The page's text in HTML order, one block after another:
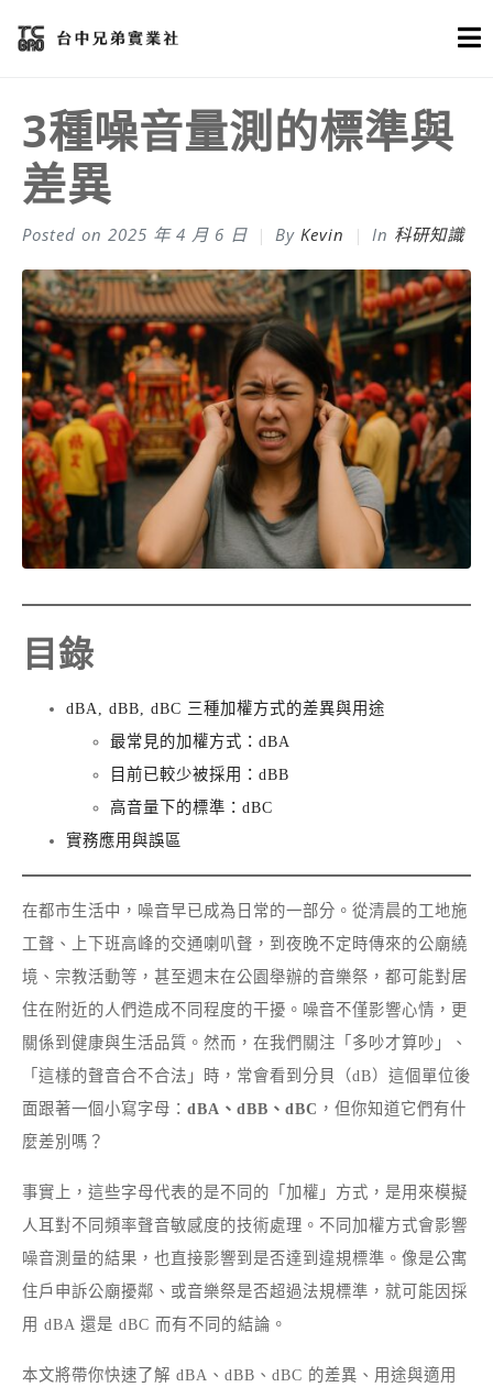
3種噪音量測的標準與
差異
Posted on 2025 年 4 月 6 日 By Kevin In 科研知識
目錄
dBA, dBB, dBC 三種加權方式的差異與用途
最常見的加權方式：dBA
目前已較少被採用：dBB
高音量下的標準：dBC
實務應用與誤區
在都市生活中，噪音早已成為日常的一部分。從清晨的工地施
工聲、上下班高峰的交通喇叭聲，到夜晚不定時傳來的公廟繞
境、宗教活動等，甚至週末在公園舉辦的音樂祭，都可能對居
住在附近的人們造成不同程度的干擾。噪音不僅影響心情，更
關係到健康與生活品質。然而，在我們關注「多吵才算吵」、
「這樣的聲音合不合法」時，常會看到分貝（dB）這個單位後
面跟著一個小寫字母： dBA、dBB、dBC ，但你知道它們有什
麼差別嗎？
事實上，這些字母代表的是不同的「加權」方式，是用來模擬
人耳對不同頻率聲音敏感度的技術處理。不同加權方式會影響
噪音測量的結果，也直接影響到是否達到違規標準。像是公寓
住戶申訴公廟擾鄰、或音樂祭是否超過法規標準，就可能因採
用 dBA 還是 dBC 而有不同的結論。
本文將帶你快速了解 dBA、dBB、dBC 的差異、用途與適用